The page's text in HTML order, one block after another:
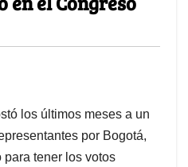
los últimos meses a un
por Bogotá,
para tener los votos